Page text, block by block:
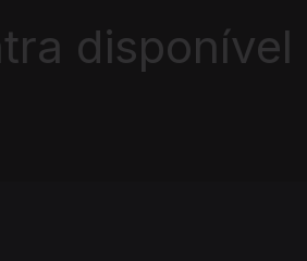
disponível